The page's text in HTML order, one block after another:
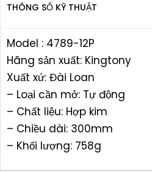
THÔNG SỐ KỸ THUẬT
Model : 4789-12P
Hãng sản xuất: Kingtony
Xuất xứ: Đài Loan
– Loại cần mở: Tự động
– Chất liệu: Hợp kim
– Chiều dài: 300mm
– Khối lượng: 758g